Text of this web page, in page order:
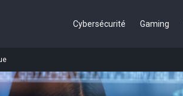
Cybersécurité Gaming